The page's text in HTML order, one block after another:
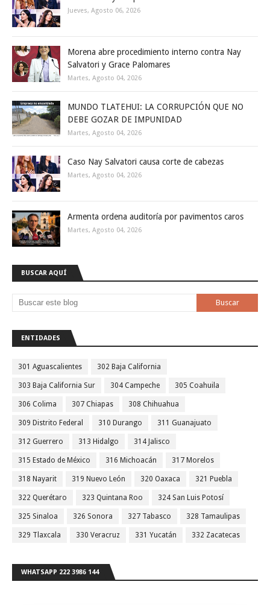
Jueves, Agosto 06, 2026
Morena abre procedimiento interno contra Nay
Salvatori y Grace Palomares
Martes, Agosto 04, 2026
MUNDO TLATEHUI: LA CORRUPCIÓN QUE NO
DEBE GOZAR DE IMPUNIDAD
Martes, Agosto 04, 2026
Caso Nay Salvatori causa corte de cabezas
Martes, Agosto 04, 2026
Armenta ordena auditoría por pavimentos caros
Martes, Agosto 04, 2026
BUSCAR AQUÍ
ENTIDADES
301 Aguascalientes 302 Baja California
303 Baja California Sur 304 Campeche 305 Coahuila
306 Colima 307 Chiapas 308 Chihuahua
309 Distrito Federal 310 Durango 311 Guanajuato
312 Guerrero 313 Hidalgo 314 Jalisco
315 Estado de México 316 Michoacán 317 Morelos
318 Nayarit 319 Nuevo León 320 Oaxaca 321 Puebla
322 Querétaro 323 Quintana Roo 324 San Luis Potosí
325 Sinaloa 326 Sonora 327 Tabasco 328 Tamaulipas
329 Tlaxcala 330 Veracruz 331 Yucatán 332 Zacatecas
WHATSAPP 222 3986 144